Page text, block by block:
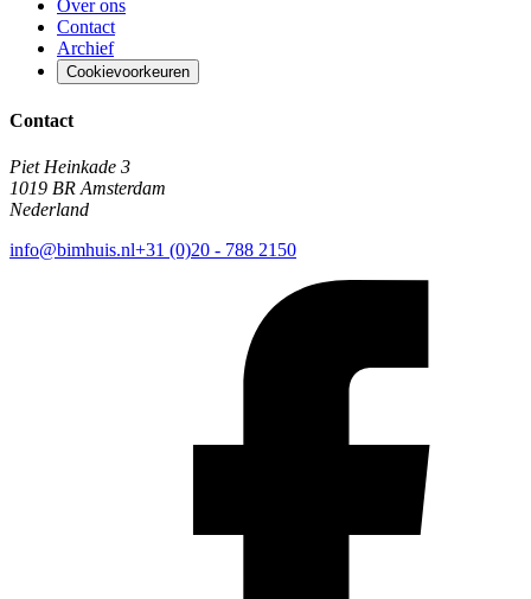
Over ons
Contact
Archief
Cookievoorkeuren
Contact
Piet Heinkade 3
1019 BR Amsterdam
Nederland
info@bimhuis.nl+31 (0)20 - 788 2150